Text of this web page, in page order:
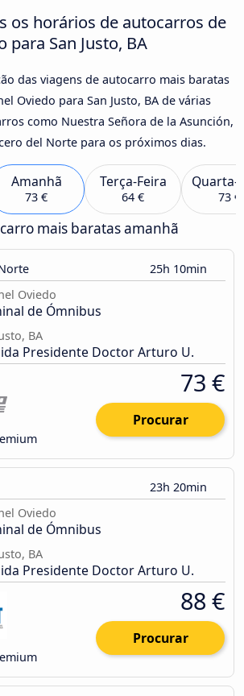
os horários de autocarros de
para San Justo, BA
das viagens de autocarro mais baratas
Oviedo para San Justo, BA de várias
como Nuestra Señora de la Asunción,
del Norte para os próximos dias.
Amanhã
73 €
Terça-Feira
64 €
Quarta-
73 €
mais baratas amanhã
25h 10min
Oviedo
de Ómnibus
BA
Presidente Doctor Arturo U.
73 €
Procurar
23h 20min
Oviedo
de Ómnibus
BA
Presidente Doctor Arturo U.
88 €
Procurar